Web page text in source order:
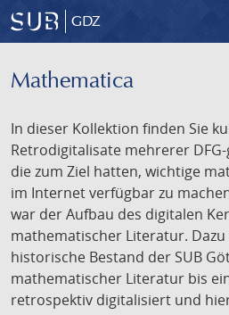
GDZ
Mathematica
In dieser Kollektion finden Sie
Retrodigitalisate mehrerer
die zum Ziel hatten, wichtige
im Internet verfügbar zu
war der Aufbau des digitalen
mathematischer Literatur.
historische Bestand der SUB
mathematischer Literatur bis
retrospektiv digitalisiert und